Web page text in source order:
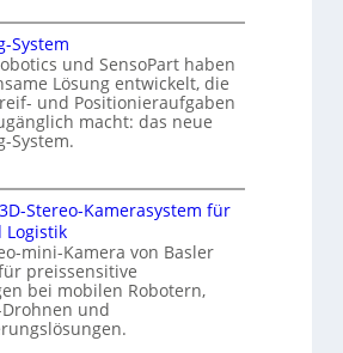
System
und SensoPart haben
Lösung entwickelt, die
und Positionieraufgaben
macht: das neue
System.
Stereo-Kamerasystem für
Logistik
mini-Kamera von Basler
preissensitive
bei mobilen Robotern,
und